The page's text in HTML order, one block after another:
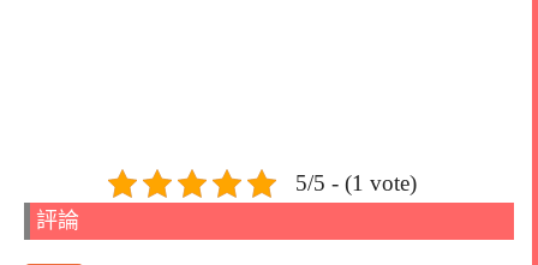
5/5 - (1 vote)
評論